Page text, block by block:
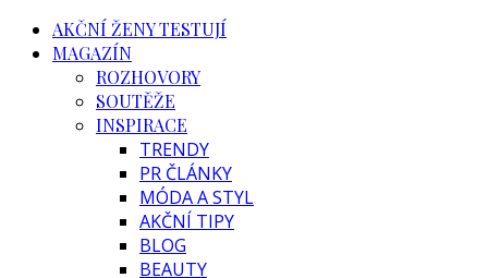
AKČNÍ ŽENY TESTUJÍ
MAGAZÍN
ROZHOVORY
SOUTĚŽE
INSPIRACE
TRENDY
PR ČLÁNKY
MÓDA A STYL
AKČNÍ TIPY
BLOG
BEAUTY